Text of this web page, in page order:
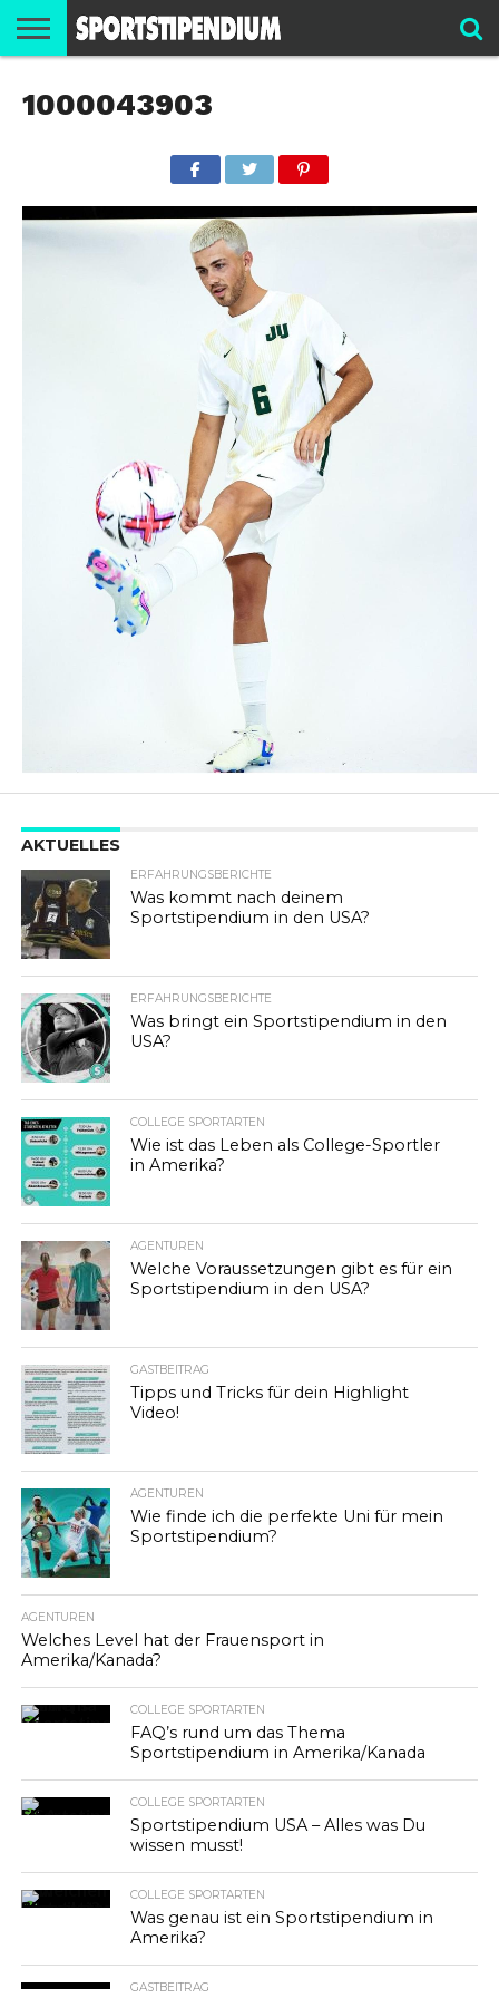
SPORTSTIPENDIUM
USA
ATHLETENBEREICH
1000043903
AKTUELLES
ERFAHRUNGSBERICHTE
Was kommt nach deinem
Sportstipendium in den USA?
ERFAHRUNGSBERICHTE
Was bringt ein Sportstipendium in den
USA?
COLLEGE SPORTARTEN
Wie ist das Leben als College-Sportler
in Amerika?
AGENTUREN
Welche Voraussetzungen gibt es für ein
Sportstipendium in den USA?
GASTBEITRAG
Tipps und Tricks für dein Highlight
Video!
AGENTUREN
Wie finde ich die perfekte Uni für mein
Sportstipendium?
AGENTUREN
Welches Level hat der Frauensport in
Amerika/Kanada?
COLLEGE SPORTARTEN
FAQ’s rund um das Thema
Sportstipendium in Amerika/Kanada
COLLEGE SPORTARTEN
Sportstipendium USA – Alles was Du
wissen musst!
COLLEGE SPORTARTEN
Was genau ist ein Sportstipendium in
Amerika?
GASTBEITRAG